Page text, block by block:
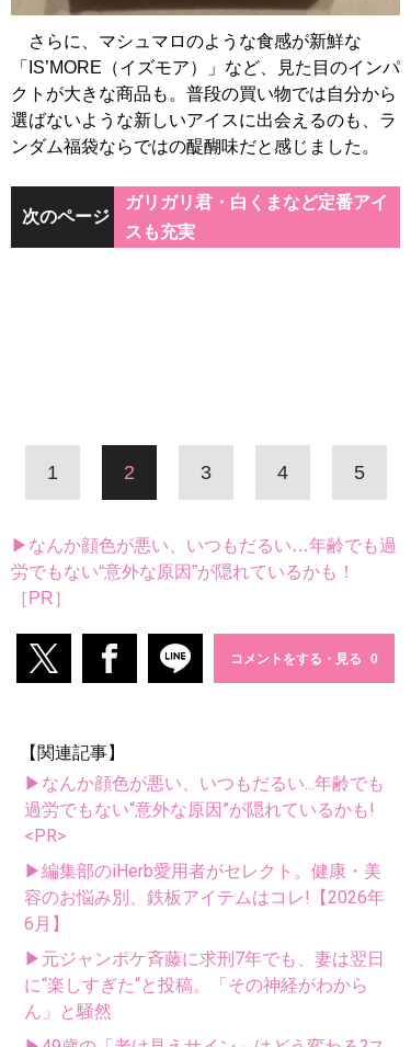
さらに、マシュマロのような食感が新鮮な
「IS’MORE（イズモア）」など、見た目のインパ
クトが大きな商品も。普段の買い物では自分から
選ばないような新しいアイスに出会えるのも、ラ
ンダム福袋ならではの醍醐味だと感じました。
次のページ
ガリガリ君・白くまなど定番アイ
スも充実
1 2 3 4 5
▶なんか顔色が悪い、いつもだるい…年齢でも過
労でもない“意外な原因”が隠れているかも！
［PR］
コメントをする・見る
【関連記事】
▶なんか顔色が悪い、いつもだるい...年齢でも
過労でもない“意外な原因”が隠れているかも!
<PR>
▶編集部のiHerb愛用者がセレクト。健康・美
容のお悩み別、鉄板アイテムはコレ!【2026年
6月】
▶元ジャンポケ斉藤に求刑7年でも、妻は翌日
に“楽しすぎた“と投稿。「その神経がわから
ん」と騒然